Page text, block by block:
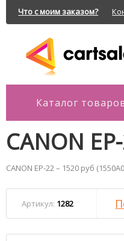
Что с моим заказом?
Каталог
CANON
CANON EP-22 – 1520 руб
Артикул: 1282